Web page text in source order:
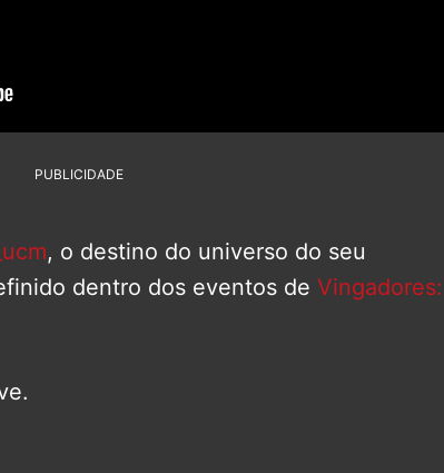
PUBLICIDADE
, o destino do universo do seu
dentro dos eventos de Vingadores: